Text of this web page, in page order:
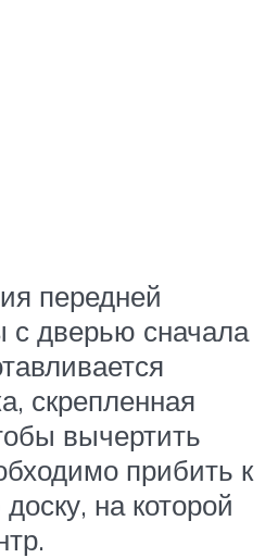
передней
с дверью сначала
скрепленная
вычертить
прибить к
на которой